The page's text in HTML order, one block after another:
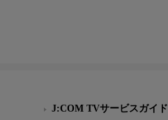
J:COM TVサービスガイド